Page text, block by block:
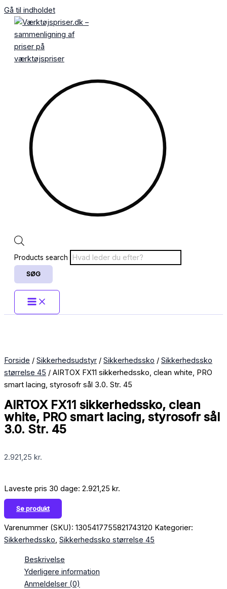
Gå til indholdet
Products search
SØG
Forside / Sikkerhedsudstyr / Sikkerhedssko / Sikkerhedssko
størrelse 45 / AIRTOX FX11 sikkerhedssko, clean white, PRO
smart lacing, styrosofr sål 3.0. Str. 45
AIRTOX FX11 sikkerhedssko, clean
white, PRO smart lacing, styrosofr sål
3.0. Str. 45
2.921,25 kr.
Laveste pris 30 dage: 2.921,25 kr.
Se produkt
Varenummer (SKU): 1305417755821743120 Kategorier:
Sikkerhedssko, Sikkerhedssko størrelse 45
Beskrivelse
Yderligere information
Anmeldelser (0)